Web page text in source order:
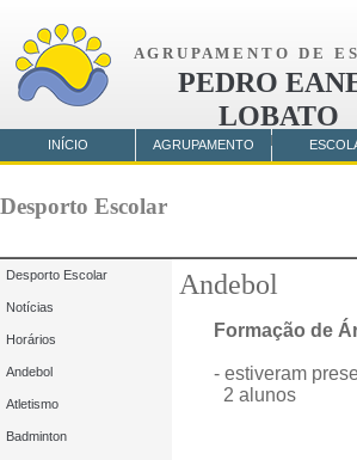
A G R U P A M E N T O D E E S
PEDRO
LOBATO
AMORA
Andebol
Formação de
- estiveram
2 alunos
Desporto Escolar
Notícias
Horários
Andebol
Atletismo
Badminton
Desporto Escolar
INÍCIO AGRUPAMENTO